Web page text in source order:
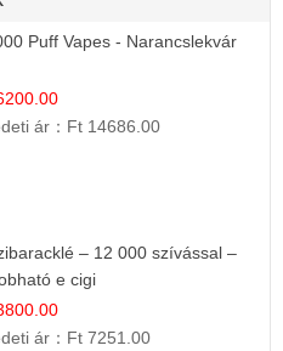
Puff Vapes - Narancslekvár
ár： Ft 14686.00
– 12 000 szívással –
e cigi
ár： Ft 7251.00